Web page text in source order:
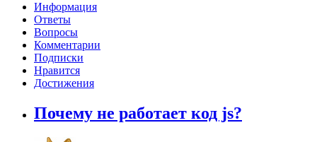
Информация
Ответы
Вопросы
Комментарии
Подписки
Нравится
Достижения
Почему не работает код js?